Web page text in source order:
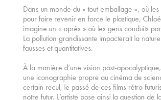
Dans un monde du « tout-emballage », où
pour faire revenir en force le plastique,
imagine un « après » où les gens conduits
La pollution grandissante impacterait la
fausses et quantitatives.
À la manière d’une vision post-
une iconographie propre au cinéma de
certain recul, le passé de ces films rétro-
notre futur. L’artiste pose ainsi la question